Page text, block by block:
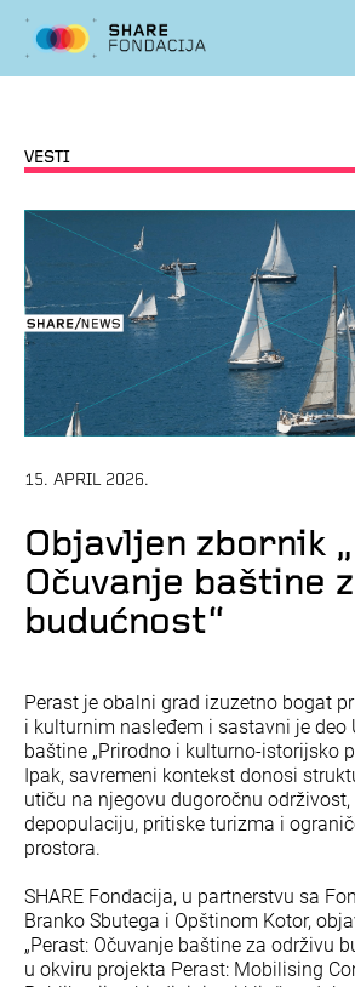
VESTI
15. APRIL 2026.
Objavljen zbornik
Očuvanje baštine
budućnost“
Perast je obalni grad izuzetno bogat
i kulturnim nasleđem i sastavni je deo
baštine „Prirodno i kulturno-istorijsko
Ipak, savremeni kontekst donosi
utiču na njegovu dugoročnu
depopulaciju, pritiske turizma i
prostora.
SHARE Fondacija, u partnerstvu sa
Branko Sbutega i Opštinom Kotor,
„Perast: Očuvanje baštine za održivu
u okviru projekta Perast: Mobilising